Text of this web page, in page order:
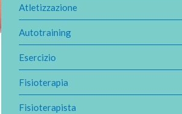
Atletizzazione
Autotraining
Esercizio
Fisioterapia
Fisioterapista